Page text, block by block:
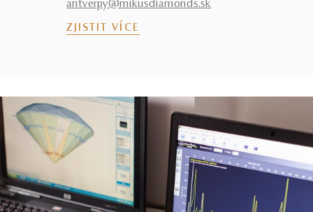
antverpy@mikusdiamonds.sk
ZJISTIT VÍCE